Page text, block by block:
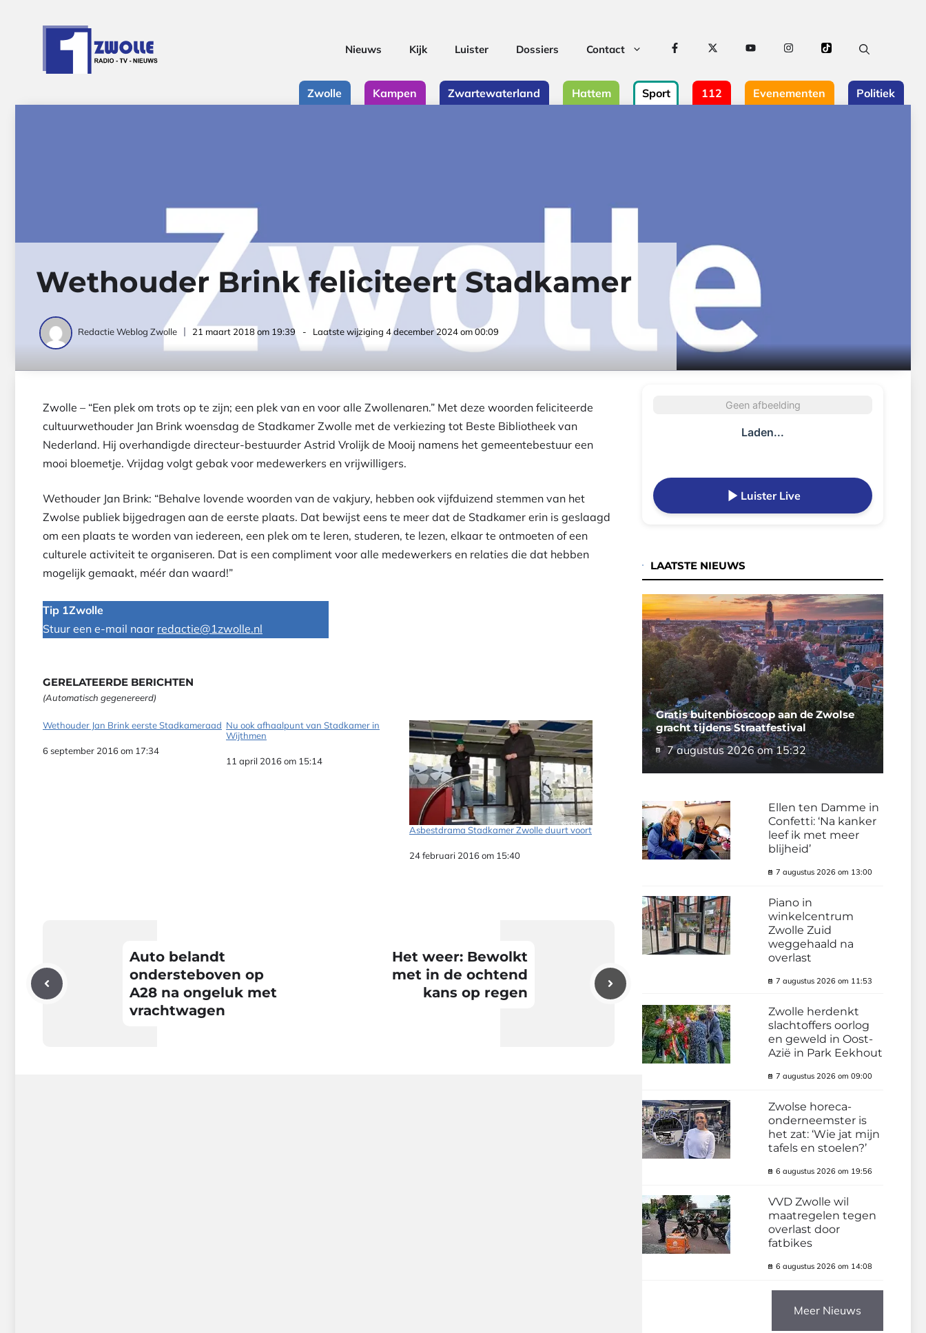
Nieuws Kijk Luister Dossiers Contact
Zwolle Kampen Zwartewaterland Hattem Sport 112 Evenementen Politiek
Wethouder Brink feliciteert Stadkamer
Redactie Weblog Zwolle 21 maart 2018 om 19:39 - Laatste wijziging 4 december 2024 om 00:09
Zwolle – “Een plek om trots op te zijn; een plek van en voor alle Zwollenaren.” Met deze woorden feliciteerde
cultuurwethouder Jan Brink woensdag de Stadkamer Zwolle met de verkiezing tot Beste Bibliotheek van
Nederland. Hij overhandigde directeur-bestuurder Astrid Vrolijk de Mooij namens het gemeentebestuur een
mooi bloemetje. Vrijdag volgt gebak voor medewerkers en vrijwilligers.
Wethouder Jan Brink: “Behalve lovende woorden van de vakjury, hebben ook vijfduizend stemmen van het
Zwolse publiek bijgedragen aan de eerste plaats. Dat bewijst eens te meer dat de Stadkamer erin is geslaagd
om een plaats te worden van iedereen, een plek om te leren, studeren, te lezen, elkaar te ontmoeten of een
culturele activiteit te organiseren. Dat is een compliment voor alle medewerkers en relaties die dat hebben
mogelijk gemaakt, méér dan waard!”
Tip 1Zwolle
Stuur een e-mail naar redactie@1zwolle.nl
GERELATEERDE BERICHTEN
(Automatisch gegenereerd)
Wethouder Jan Brink eerste Stadkameraad
Datum
6 september 2016 om 17:34
Nu ook afhaalpunt van Stadkamer in
Wijthmen
Datum
11 april 2016 om 15:14
Asbestdrama Stadkamer Zwolle duurt voort
Datum
24 februari 2016 om 15:40
Auto belandt
ondersteboven op
A28 na ongeluk met
vrachtwagen
Het weer: Bewolkt
met in de ochtend
kans op regen
Geen afbeelding
Laden...
Luister Live
LAATSTE NIEUWS
Gratis buitenbioscoop aan de Zwolse
gracht tijdens Straatfestival
7 augustus 2026 om 15:32
Ellen ten Damme in
Confetti: ‘Na kanker
leef ik met meer
blijheid’
7 augustus 2026 om 13:00
Piano in
winkelcentrum
Zwolle Zuid
weggehaald na
overlast
7 augustus 2026 om 11:53
Zwolle herdenkt
slachtoffers oorlog
en geweld in Oost-
Azië in Park Eekhout
7 augustus 2026 om 09:00
Zwolse horeca-
onderneemster is
het zat: ‘Wie jat mijn
tafels en stoelen?’
6 augustus 2026 om 19:56
VVD Zwolle wil
maatregelen tegen
overlast door
fatbikes
6 augustus 2026 om 14:08
Meer Nieuws